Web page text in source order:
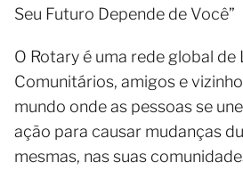
Seu Futuro Depende de Você”
O Rotary é uma rede global de
Comunitários, amigos e
mundo onde as pessoas se
ação para causar mudanças
mesmas, nas suas